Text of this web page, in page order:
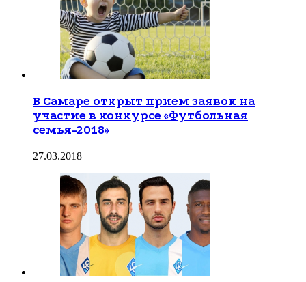
В Самаре открыт прием заявок на
участие в конкурсе «Футбольная
семья-2018»
27.03.2018